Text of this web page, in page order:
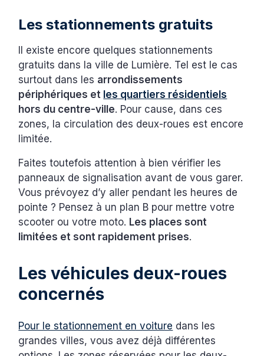
Les stationnements gratuits
Il existe encore quelques stationnements
gratuits dans la ville de Lumière. Tel est le cas
surtout dans les arrondissements
périphériques et les quartiers résidentiels
hors du centre-ville. Pour cause, dans ces
zones, la circulation des deux-roues est encore
limitée.
Faites toutefois attention à bien vérifier les
panneaux de signalisation avant de vous garer.
Vous prévoyez d’y aller pendant les heures de
pointe ? Pensez à un plan B pour mettre votre
scooter ou votre moto. Les places sont
limitées et sont rapidement prises.
Les véhicules deux-roues
concernés
Pour le stationnement en voiture dans les
grandes villes, vous avez déjà différentes